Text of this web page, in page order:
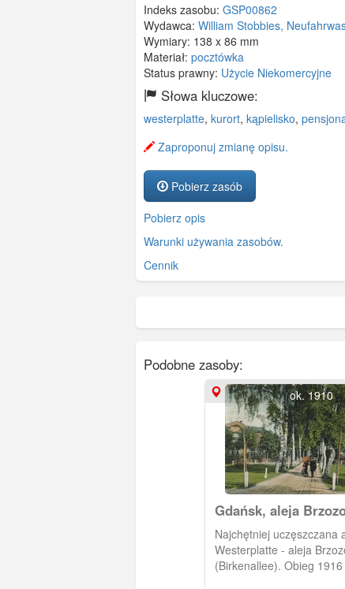
Indeks zasobu: GSP00862
Wydawca: William Stobbies,
Wymiary: 138 x 86 mm
Materiał: pocztówka
Status prawny: Użycie Niekomercyjne
Słowa kluczowe:
westerplatte, kurort, kąpielisko,
Zaproponuj zmianę opisu.
Pobierz zasób
Pobierz opis
Warunki używania zasobów.
Cennik
Podobne zasoby:
ok. 1910
Gdańsk, aleja
Westerplatte
Najchętniej uczęszczana
Westerplatte - aleja
(Birkenallee). Obieg 1916